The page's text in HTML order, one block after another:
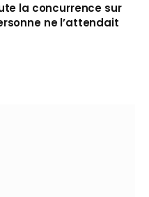
la concurrence sur
ne l’attendait